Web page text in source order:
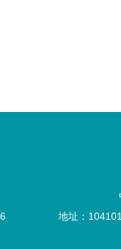
地址：